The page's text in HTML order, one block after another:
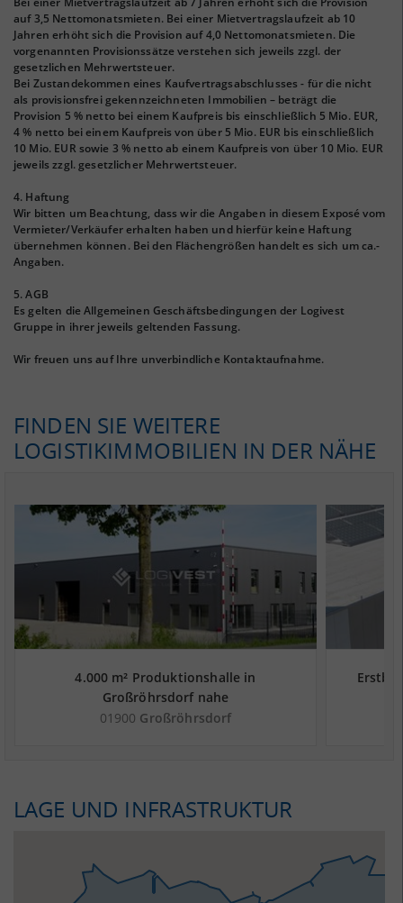
auf 3,5 Nettomonatsmieten. Bei einer Mietvertragslaufzeit ab 10
Jahren erhöht sich die Provision auf 4,0 Nettomonatsmieten. Die
vorgenannten Provisionssätze verstehen sich jeweils zzgl. der
gesetzlichen Mehrwertsteuer.
Bei Zustandekommen eines Kaufvertragsabschlusses - für die nicht
als provisionsfrei gekennzeichneten Immobilien – beträgt die
Provision 5 % netto bei einem Kaufpreis bis einschließlich 5 Mio. EUR,
4 % netto bei einem Kaufpreis von über 5 Mio. EUR bis einschließlich
10 Mio. EUR sowie 3 % netto ab einem Kaufpreis von über 10 Mio. EUR
jeweils zzgl. gesetzlicher Mehrwertsteuer.
4. Haftung
Wir bitten um Beachtung, dass wir die Angaben in diesem Exposé vom
Vermieter/Verkäufer erhalten haben und hierfür keine Haftung
übernehmen können. Bei den Flächengrößen handelt es sich um ca.-
Angaben.
5. AGB
Es gelten die Allgemeinen Geschäftsbedingungen der Logivest
Gruppe in ihrer jeweils geltenden Fassung.
Wir freuen uns auf Ihre unverbindliche Kontaktaufnahme.
FINDEN SIE WEITERE
LOGISTIKIMMOBILIEN IN DER NÄHE
4.000 m² Produktionshalle in
Großröhrsdorf nahe
Güterverkehrszentrum GVZ Dresden -
01900 Großröhrsdorf
LAGE UND INFRASTRUKTUR